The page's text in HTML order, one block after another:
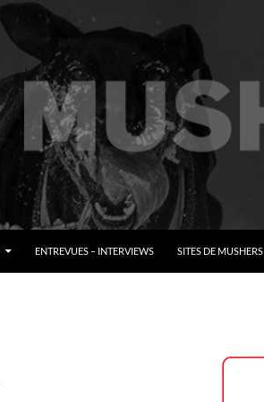
ENTREVUES – INTERVIEWS SITES DE MUSHERS